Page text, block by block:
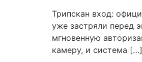
Трипскан вход:
уже застряли перед
мгновенную
камеру, и система […]